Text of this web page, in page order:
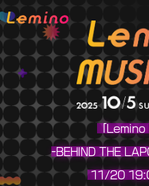
「
-BEHIND THE
11/20